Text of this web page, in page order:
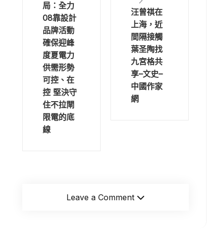
局：全力
08靠設計
品牌活動
確保迎峰
度夏電力
供需形勢
可控、在
控 堅決守
住不拉閘
限電的底
線
汪曾祺在
上海，近
間隔接觸
葉圣陶找
九宮格共
享–文史–
中國作家
網
Leave a Comment